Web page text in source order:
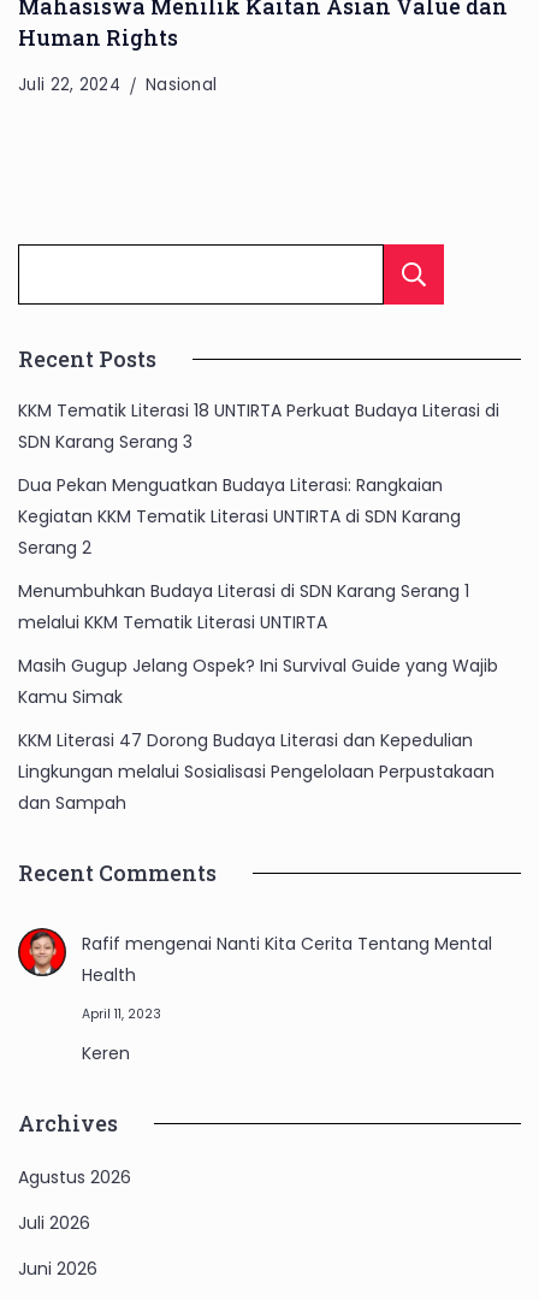
Mahasiswa Menilik Kaitan Asian Value dan
Human Rights
Juli 22, 2024 Nasional
Recent Posts
KKM Tematik Literasi 18 UNTIRTA Perkuat Budaya Literasi di
SDN Karang Serang 3
Dua Pekan Menguatkan Budaya Literasi: Rangkaian
Kegiatan KKM Tematik Literasi UNTIRTA di SDN Karang
Serang 2
Menumbuhkan Budaya Literasi di SDN Karang Serang 1
melalui KKM Tematik Literasi UNTIRTA
Masih Gugup Jelang Ospek? Ini Survival Guide yang Wajib
Kamu Simak
KKM Literasi 47 Dorong Budaya Literasi dan Kepedulian
Lingkungan melalui Sosialisasi Pengelolaan Perpustakaan
dan Sampah
Recent Comments
Rafif mengenai Nanti Kita Cerita Tentang Mental
Health
April 11, 2023
Keren
Archives
Agustus 2026
Juli 2026
Juni 2026